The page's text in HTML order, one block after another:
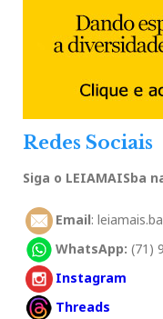
Redes Sociais
Siga o LEIAMAISba
Email:
WhatsApp: (71)
Instagram
Threads